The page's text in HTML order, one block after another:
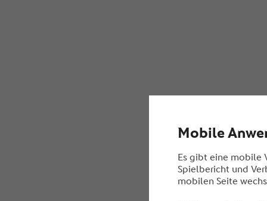
Mobile
Es gibt eine mobile
Spielbericht und
mobilen Seite